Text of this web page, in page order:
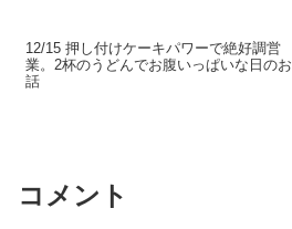
12/15 押し付けケーキパワーで絶好調営
業。2杯のうどんでお腹いっぱいな日のお
話
コメント